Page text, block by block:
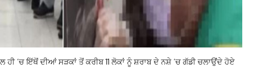
ਹੀ ‘ਚ ਇੱਥੋਂ ਦੀਆਂ ਸੜਕਾਂ ਤੋਂ ਕਰੀਬ 11 ਲੋਕਾਂ ਨੂੰ ਸ਼ਰਾਬ ਦੇ ਨਸ਼ੇ ‘ਚ ਗੱਡੀ ਚਲਾਉਂਦੇ ਹੋਏ